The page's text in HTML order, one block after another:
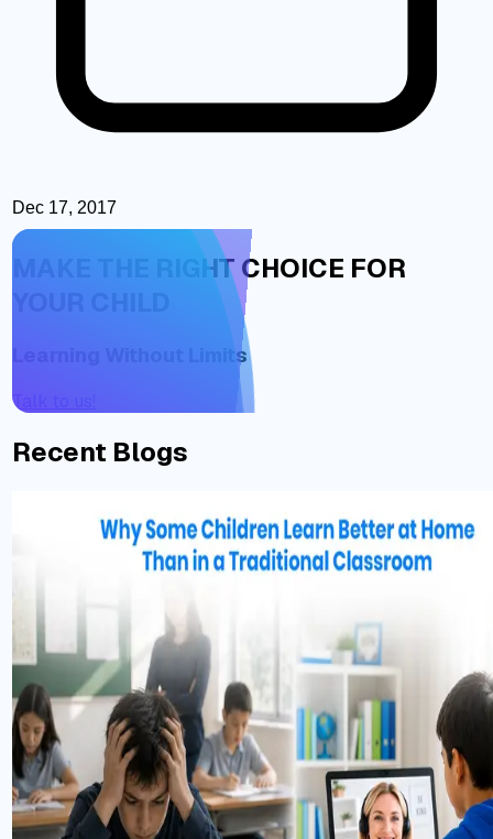
Dec 17, 2017
MAKE THE RIGHT CHOICE FOR
YOUR CHILD
Learning Without Limits
Talk to us!
Recent Blogs